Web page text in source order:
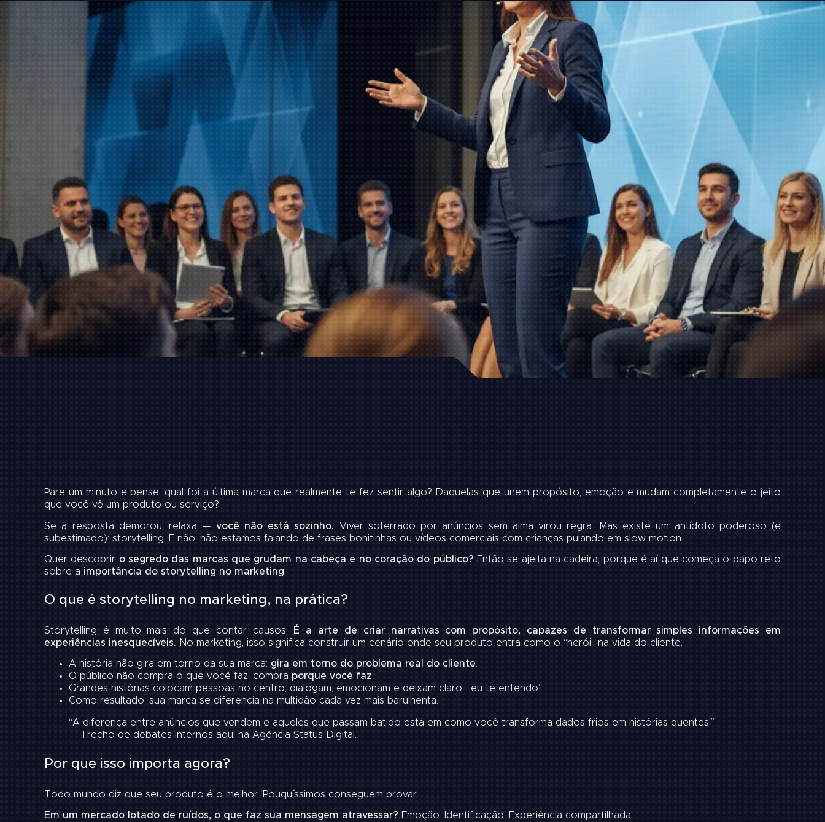
Pare um minuto e pense: qual foi a última marca que realmente te fez sentir algo? Daquelas que unem propósito, emoção e mudam completamente o jeito
que você vê um produto ou serviço?
Se a resposta demorou, relaxa — você não está sozinho. Viver soterrado por anúncios sem alma virou regra. Mas existe um antídoto poderoso (e
subestimado): storytelling. E não, não estamos falando de frases bonitinhas ou vídeos comerciais com crianças pulando em slow motion.
Quer descobrir o segredo das marcas que grudam na cabeça e no coração do público? Então se ajeita na cadeira, porque é aí que começa o papo reto
sobre a importância do storytelling no marketing
O que é storytelling no marketing, na prática?
Storytelling é muito mais do que contar causos. É a arte de criar narrativas com propósito, capazes de transformar simples informações em
experiências inesquecíveis. No marketing, isso significa construir um cenário onde seu produto entra como o “herói” na vida do cliente.
A história não gira em torno da sua marca: gira em torno do problema real do cliente
O público não compra o que você faz; compra porque você faz
Grandes histórias colocam pessoas no centro, dialogam, emocionam e deixam claro: “eu te entendo”.
Como resultado, sua marca se diferencia na multidão cada vez mais barulhenta.
“A diferença entre anúncios que vendem e aqueles que passam batido está em como você transforma dados frios em histórias quentes.”
— Trecho de debates internos aqui na Agência Status Digital.
Por que isso importa agora?
Todo mundo diz que seu produto é o melhor. Pouquíssimos conseguem provar.
Em um mercado lotado de ruídos, o que faz sua mensagem atravessar? Emoção. Identificação. Experiência compartilhada.